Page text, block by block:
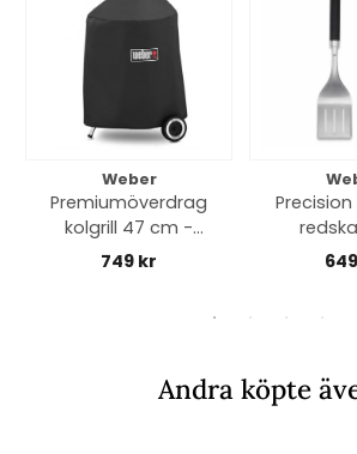
Weber
Premiumöverdrag
kolgrill 47 cm -
black
749 kr
Andra köpte